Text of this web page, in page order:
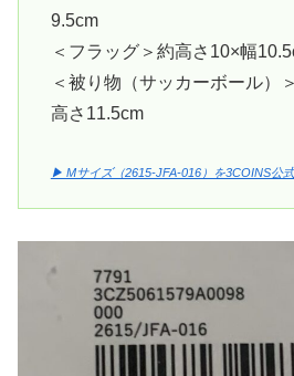
9.5cm
＜フラッグ＞約高さ10×幅
＜被り物（サッカーボール）
高さ11.5cm
▶ Mサイズ（2615-JFA-016）を3COINS公式